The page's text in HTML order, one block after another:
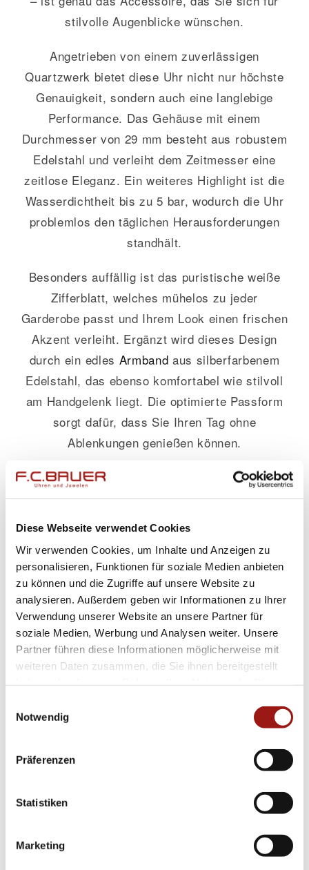
Diese Webseite verwendet Cookies
Wir verwenden Cookies, um Inhalte und Anzeigen zu
personalisieren, Funktionen für soziale Medien anbieten
zu können und die Zugriffe auf unsere Website zu
analysieren. Außerdem geben wir Informationen zu Ihrer
Verwendung unserer Website an unsere Partner für
soziale Medien, Werbung und Analysen weiter. Unsere
Partner führen diese Informationen möglicherweise mit
weiteren Daten zusammen, die Sie ihnen bereitgestellt
Notwendig
Präferenzen
Statistiken
Marketing
stilvolle Augenblicke wünschen.
Angetrieben von einem zuverlässigen
Quartzwerk bietet diese Uhr nicht nur höchste
Genauigkeit, sondern auch eine langlebige
Performance. Das Gehäuse mit einem
Durchmesser von 29 mm besteht aus robustem
Edelstahl und verleiht dem Zeitmesser eine
zeitlose Eleganz. Ein weiteres Highlight ist die
Wasserdichtheit bis zu 5 bar, wodurch die Uhr
problemlos den täglichen Herausforderungen
standhält.
Besonders auffällig ist das puristische weiße
Zifferblatt, welches mühelos zu jeder
Garderobe passt und Ihrem Look einen frischen
Akzent verleiht. Ergänzt wird dieses Design
durch ein edles Armband aus silberfarbenem
Edelstahl, das ebenso komfortabel wie stilvoll
am Handgelenk liegt. Die optimierte Passform
sorgt dafür, dass Sie Ihren Tag ohne
Ablenkungen genießen können.
Dieses Meisterwerk eignet sich perfekt für
Frauen jeden Alters, die Wert auf Qualität und
setzen Sie stets ein modisches Statement.
Die klaren Linien und hochwertigen Materialien
machen diese Uhr zur idealen Wahl für
modebewusste Trägerinnen in Deutschland.
Verleihen Sie Ihrer Garderobe den letzten
Feinschliff mit diesem unverzichtbaren
Zögern Sie nicht länger: Entdecken Sie jetzt die
edle Kombination aus Funktionalität und Stil in
4-28411-5-28411
– Ihre neue Lieblingsuhr erwartet sie!
ÄHNLICHE PRODUKTE